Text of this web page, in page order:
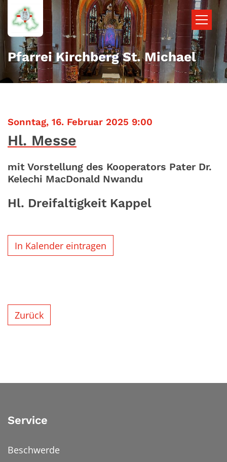
Zum Inhalt springen
Pfarrei Kirchberg St. Michael
Sonntag, 16. Februar 2025 9:00
Hl. Messe
mit Vorstellung des Kooperators Pater Dr.
Kelechi MacDonald Nwandu
Hl. Dreifaltigkeit Kappel
In Kalender eintragen
Zurück
Service
Beschwerde